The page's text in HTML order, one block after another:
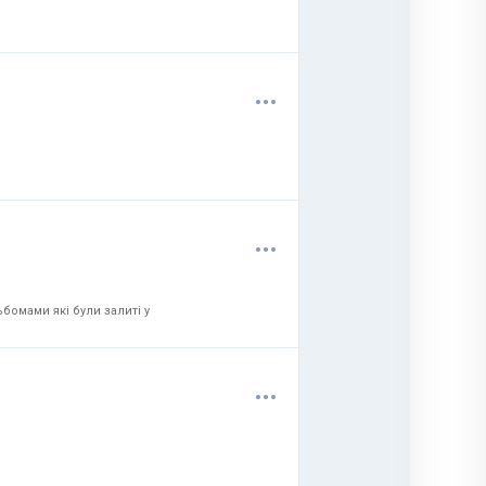
...
...
які були залиті у
...